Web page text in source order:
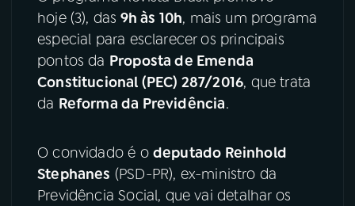
YouTube
Instagram X
TikTok
hoje (3), das 9h às 10h, mais um programa
especial para esclarecer os principais
pontos da Proposta de Emenda
Constitucional (PEC) 287/2016, que trata
da Reforma da Previdência.
O convidado é o deputado Reinhold
Stephanes (PSD-PR), ex-ministro da
Previdência Social, que vai detalhar os